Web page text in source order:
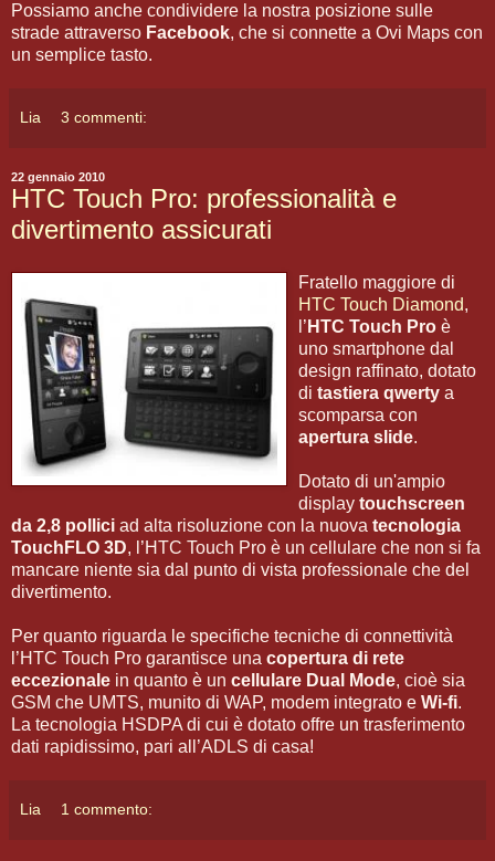
Possiamo anche condividere la nostra posizione sulle
strade attraverso Facebook, che si connette a Ovi Maps con
un semplice tasto.
Lia 3 commenti:
22 gennaio 2010
HTC Touch Pro: professionalità e
divertimento assicurati
Fratello maggiore di
HTC Touch Diamond,
l’ HTC Touch Pro è
uno smartphone dal
design raffinato, dotato
di tastiera qwerty a
scomparsa con
apertura slide.
Dotato di un'ampio
display touchscreen
da 2,8 pollici ad alta risoluzione con la nuova tecnologia
TouchFLO 3D, l’HTC Touch Pro è un cellulare che non si fa
mancare niente sia dal punto di vista professionale che del
divertimento.
Per quanto riguarda le specifiche tecniche di connettività
l’HTC Touch Pro garantisce una copertura di rete
eccezionale in quanto è un cellulare Dual Mode, cioè sia
GSM che UMTS, munito di WAP, modem integrato e Wi-fi.
La tecnologia HSDPA di cui è dotato offre un trasferimento
dati rapidissimo, pari all’ADLS di casa!
Lia 1 commento: